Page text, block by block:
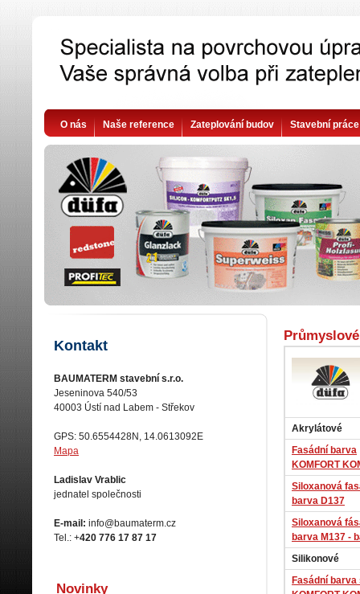
Akrylátové
Fasádní barva
KOMFORT
Siloxanová
barva D137
Siloxanová
barva M137 -
Silikonové
Fasádní
Kontakt
BAUMATERM stavební s.r.o.
Jeseninova 540/53
40003 Ústí nad Labem - Střekov
GPS: 50.6554428N, 14.0613092E
Mapa
Ladislav Vrablic
jednatel společnosti
E-mail: info@baumaterm.cz
Tel.: +420 776 17 87 17
Novinky
O nás Naše reference Zateplování budov Stavební práce